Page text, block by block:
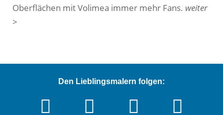
Oberflächen mit Volimea immer mehr Fans. weiter
>
Den Lieblingsmalern folgen: